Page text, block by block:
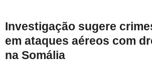
Investigação sugere
em ataques aéreos com
na Somália